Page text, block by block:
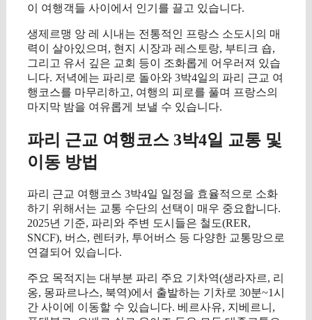
이 여행객들 사이에서 인기를 끌고 있습니다.
생제르맹 앙 레 시내는 전통적인 프랑스 소도시의 매
력이 살아있으며, 현지 시장과 레스토랑, 부티크 숍,
그리고 유서 깊은 교회 등이 조화롭게 어우러져 있습
니다. 저녁에는 파리로 돌아와 3박4일의 파리 근교 여
행코스를 마무리하고, 여행의 피로를 풀며 프랑스의
마지막 밤을 여유롭게 보낼 수 있습니다.
파리 근교 여행코스 3박4일 교통 및
이동 방법
파리 근교 여행코스 3박4일 일정을 효율적으로 소화
하기 위해서는 교통 수단의 선택이 매우 중요합니다.
2025년 기준, 파리와 주변 도시들은 철도(RER,
SNCF), 버스, 렌터카, 투어버스 등 다양한 교통망으로
연결되어 있습니다.
주요 목적지는 대부분 파리 주요 기차역(생라자르, 리
옹, 몽파르나스, 북역)에서 출발하는 기차로 30분~1시
간 사이에 이동할 수 있습니다. 베르사유, 지베르니,